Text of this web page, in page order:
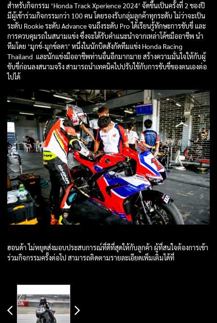
สำหรับกิจกรรม ‘Honda Track Xperience 2024’ จัดขึ้นเป็นครั้งที่ 2 ของปี
มีผู้เข้าร่วมกิจกรรมกว่า 100 คน โดยรองรับกลุ่มลูกค้าทุกระดับ ไม่ว่าจะเป็น
ระดับ Rookie ระดับ Advance จนถึงระดับ Pro ได้เรียนรู้ทักษะการขับขี่ และ
การควบคุมรถในสนามแข่ง ซึ่งจะได้รับคำแนะนำจากเหล่าโค้ชมืออาชีพ นำ
ทีมโดย ‘มุกข์-มุกข์ลดา’ หนึ่งในนักบิดสังกัดทีมแข่ง Honda Racing
Thailand และนักแข่งมืออาชีพท่านอื่นอีกมากมาย สร้างความมั่นใจให้กับผู้
ขับขี่ก่อนลงสนามจริง สามารถนำเทคนิคไปปรับใช้กับการขับขี่ของตนเองต่อ
ไปได้
ฮอนด้า ไม่หยุดส่งมอบประสบการณ์ที่ดีที่สุดให้กับลูกค้า ผู้ที่สนใจต้องการเข้า
ร่วมกิจกรรมครั้งต่อไป สามารถติดตามรายละเอียดเพิ่มเติมได้ที่